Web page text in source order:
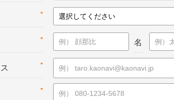
*
* 名
*
*